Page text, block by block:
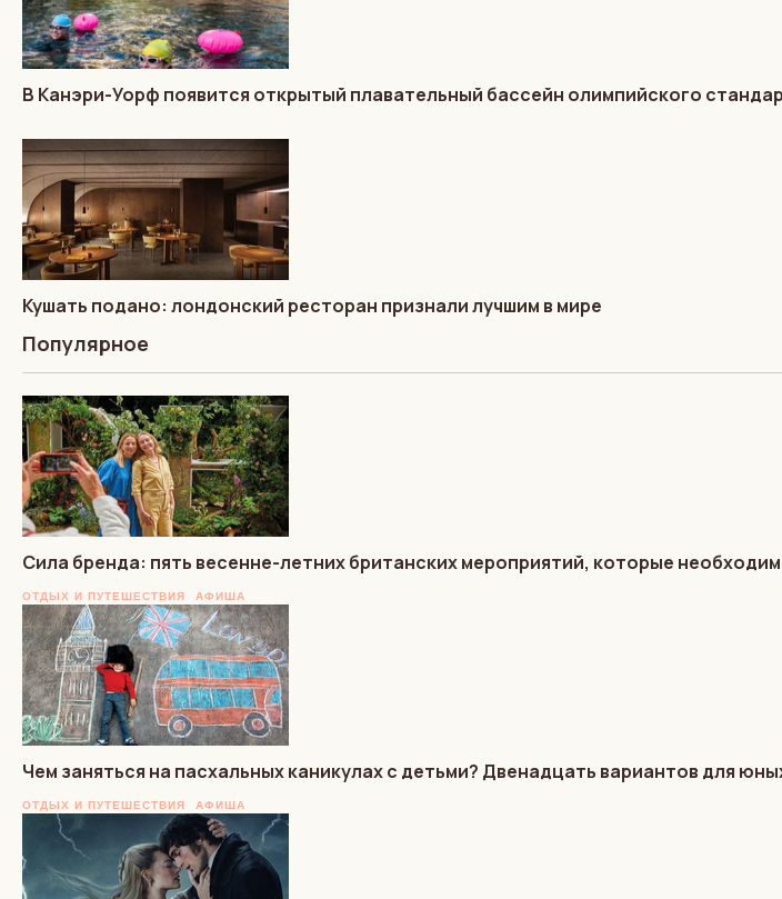
В Канэри-Уорф появится открытый плавательный бассейн олимпийского
Кушать подано: лондонский ресторан признали лучшим в мире
Популярное
Сила бренда: пять весенне-летних британских мероприятий, которые
ОТДЫХ И ПУТЕШЕСТВИЯ АФИША
Чем заняться на пасхальных каникулах с детьми? Двенадцать вариантов для
ОТДЫХ И ПУТЕШЕСТВИЯ АФИША